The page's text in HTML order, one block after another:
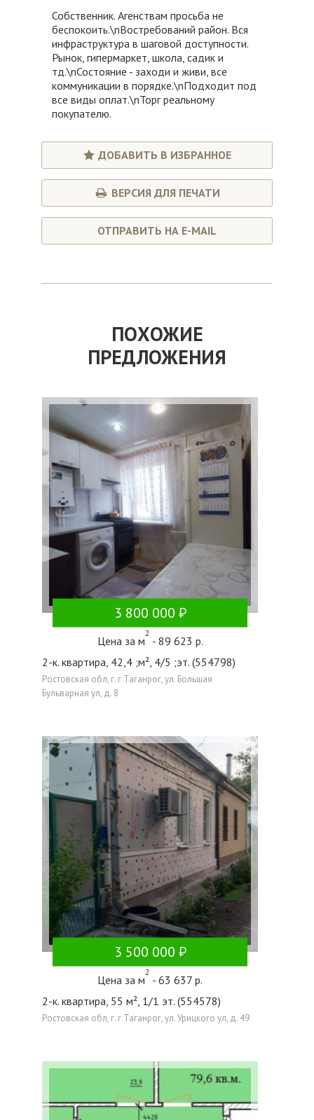
Собственник. Агенствам просьба не
беспокоить.\nВостребований район. Вся
инфраструктура в шаговой доступности.
Рынок, гипермаркет, школа, садик и
тд.\nСостояние - заходи и живи, все
коммуникации в порядке.\nПодходит под
все виды оплат.\nТорг реальному
покупателю.
ДОБАВИТЬ В ИЗБРАННОЕ
ВЕРСИЯ ДЛЯ ПЕЧАТИ
ОТПРАВИТЬ НА E-MAIL
ПОХОЖИЕ
ПРЕДЛОЖЕНИЯ
3 800 000
Цена за м
2
- 89 623 р.
2-к. квартира, 42,4 ;м², 4/5 ;эт. (554798)
Ростовская обл, г. г Таганрог, ул. Большая
Бульварная ул, д. 8
3 500 000
Цена за м
2
- 63 637 р.
2-к. квартира, 55 м², 1/1 эт. (554578)
Ростовская обл, г. г Таганрог, ул. Урицкого ул, д. 49